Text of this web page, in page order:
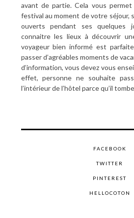
avant de partie. Cela vous
festival au moment de votre séjour,
ouverts pendant ses quelques
connaitre les lieux à découvrir
voyageur bien informé est
passer d’agréables moments de
d’information, vous devez vous
effet, personne ne souhaite
l’intérieur de l’hôtel parce qu’il
FACEBOOK
TWITTER
PINTEREST
HELLOCOTON